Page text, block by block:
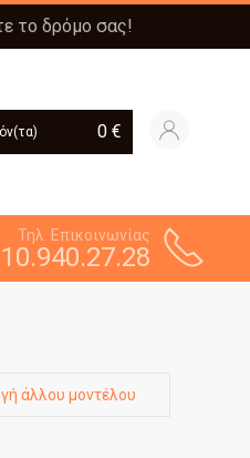
το δρόμο σας!
0 €
Τηλ. Επικοινωνίας
άλλου μοντέλου